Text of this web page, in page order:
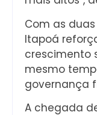
Com as
Itapoá
crescimento
mesmo
governança
A chegada